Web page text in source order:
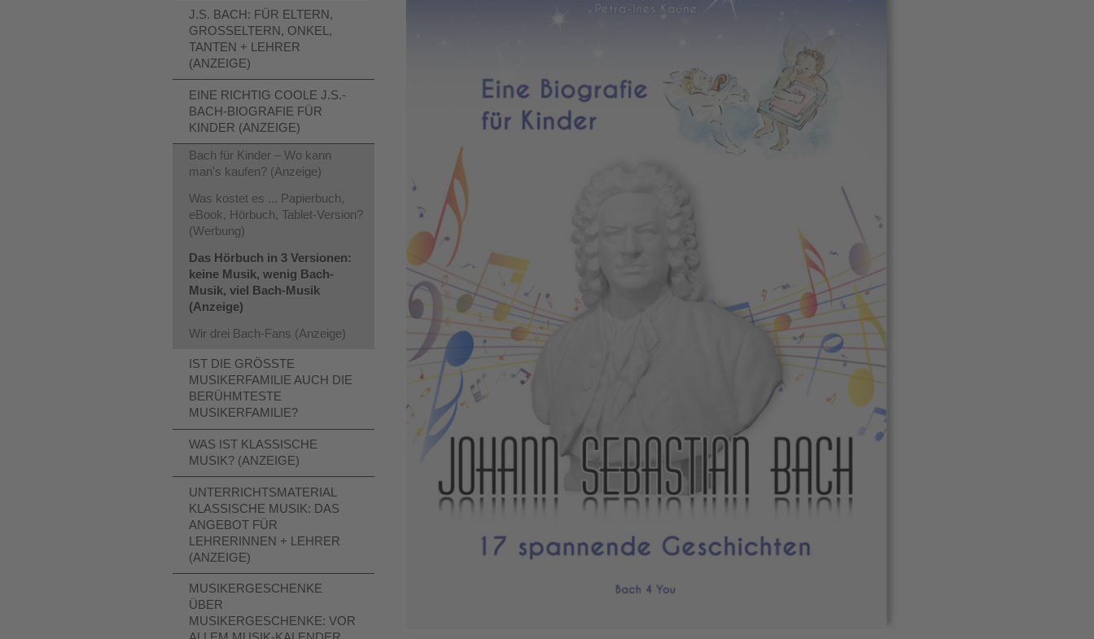
J.S. BACH: FÜR ELTERN,
GROSSELTERN, ONKEL, T
ANTEN + LEHRER (
ANZEIGE)
EINE RICHTIG COOLE J.S.-
BACH-BIOGRAFIE FÜR
KINDER (ANZEIGE)
Bach für Kinder – Wo kann
man's kaufen? (Anzeige)
Was kostet es ... Papierbuch,
eBook, Hörbuch, Tablet-Version?
(Werbung)
Das Hörbuch in 3 Versionen:
keine Musik, wenig Bach-
Musik, viel Bach-Musik
(Anzeige)
Wir drei Bach-Fans (Anzeige)
IST DIE GRÖSSTE M
USIKERFAMILIE AUCH DIE B
ERÜHMTESTE M
USIKERFAMILIE?
WAS IST KLASSISCHE
MUSIK? (ANZEIGE)
UNTERRICHTSMATERIAL
KLASSISCHE MUSIK: DAS
ANGEBOT FÜR
LEHRERINNEN + LEHRER
(ANZEIGE)
MUSIKERGESCHENKE
ÜBER
MUSIKERGESCHENKE: VOR